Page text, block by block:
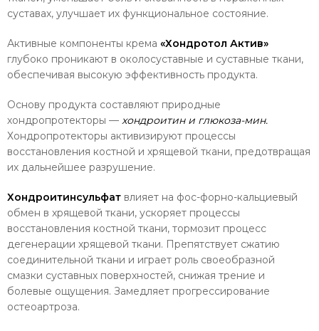
суста­вах, улучшает их функциональное состояние.
Активные компоненты крема «Хондротол Актив»
глубоко проникают в околосуставные и суставные ткани,
обеспечивая высокую эф­фективность продукта.
Основу продукта составляют природные
хондропротекторы — хондроитин и глюкоза-мин.
Хондропротекторы активизируют про­цессы
восстановления костной и хрящевой ткани, предотвращая
их дальнейшее разру­шение.
Хондроитинсульфат влияет на фос-форно-кальциевый
обмен в хрящевой ткани, ускоряет процессы
восстановления костной ткани, тормозит процесс
дегенера­ции хрящевой ткани. Препятствует сжатию
соединительной ткани и играет роль свое­образной
смазки суставных поверхностей, снижая трение и
болевые ощущения. За­медляет прогрессирование
остеоартроза.